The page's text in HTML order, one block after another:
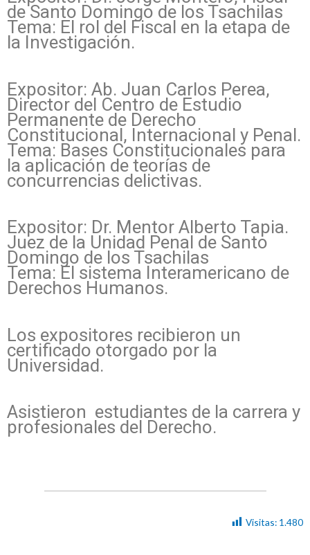
de Santo Domingo de los Tsachilas
Tema: El rol del Fiscal en la etapa de
la Investigación.
Expositor: Ab. Juan Carlos Perea,
Director del Centro de Estudio
Permanente de Derecho
Constitucional, Internacional y Penal.
Tema: Bases Constitucionales para
la aplicación de teorías de
concurrencias delictivas.
Expositor: Dr. Mentor Alberto Tapia.
Juez de la Unidad Penal de Santo
Domingo de los Tsachilas
Tema: El sistema Interamericano de
Derechos Humanos.
Los expositores recibieron un
certificado otorgado por la
Universidad.
Asistieron estudiantes de la carrera y
profesionales del Derecho.
Visitas: 1.480